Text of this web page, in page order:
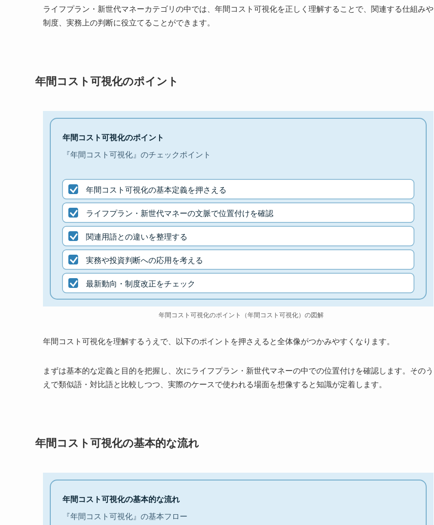
ライフプラン・新世代マネーカテゴリの中では、年間コスト可視化を正しく理解することで、関連する仕組みや
制度、実務上の判断に役立てることができます。
年間コスト可視化のポイント
年間コスト可視化のポイント
『年間コスト可視化』のチェックポイント
年間コスト可視化の基本定義を押さえる
ライフプラン・新世代マネーの文脈で位置付けを確認
関連用語との違いを整理する
実務や投資判断への応用を考える
最新動向・制度改正をチェック
年間コスト可視化のポイント（年間コスト可視化）の図解
年間コスト可視化を理解するうえで、以下のポイントを押さえると全体像がつかみやすくなります。
まずは基本的な定義と目的を把握し、次にライフプラン・新世代マネーの中での位置付けを確認します。そのう
えで類似語・対比語と比較しつつ、実際のケースで使われる場面を想像すると知識が定着します。
年間コスト可視化の基本的な流れ
年間コスト可視化の基本的な流れ
『年間コスト可視化』の基本フロー